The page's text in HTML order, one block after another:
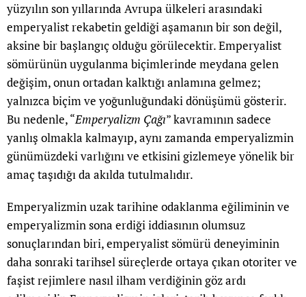
yüzyılın son yıllarında Avrupa ülkeleri arasındaki
emperyalist rekabetin geldiği aşamanın bir son değil,
aksine bir başlangıç olduğu görülecektir. Emperyalist
sömürünün uygulanma biçimlerinde meydana gelen
değişim, onun ortadan kalktığı anlamına gelmez;
yalnızca biçim ve yoğunluğundaki dönüşümü gösterir.
Bu nedenle, “Emperyalizm Çağı” kavramının sadece
yanlış olmakla kalmayıp, aynı zamanda emperyalizmin
günümüzdeki varlığını ve etkisini gizlemeye yönelik bir
amaç taşıdığı da akılda tutulmalıdır.
Emperyalizmin uzak tarihine odaklanma eğiliminin ve
emperyalizmin sona erdiği iddiasının olumsuz
sonuçlarından biri, emperyalist sömürü deneyiminin
daha sonraki tarihsel süreçlerde ortaya çıkan otoriter ve
faşist rejimlere nasıl ilham verdiğinin göz ardı